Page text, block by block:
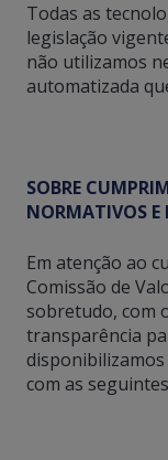
Todas as
legislação
não utilizamos
automatizada
SOBRE
NORMATIVOS E
Em atenção ao
Comissão de
sobretudo, com
transparência
com as